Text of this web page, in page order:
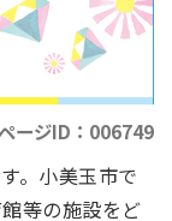
ージID：006749
。小美玉市で
等の施設をど